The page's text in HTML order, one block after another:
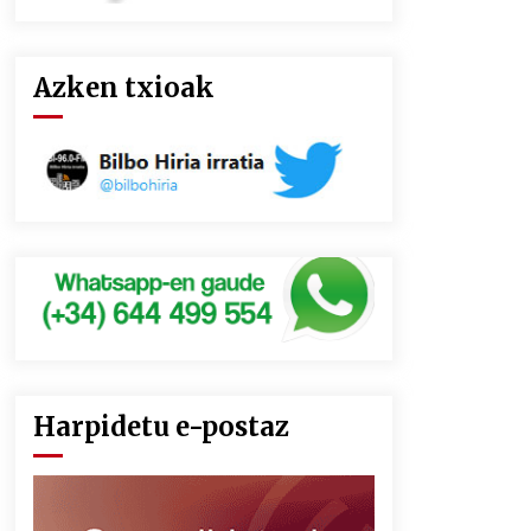
Azken txioak
Harpidetu e-postaz